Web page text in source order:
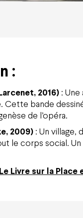
:
2016) :
Cette bande
de l’opéra.
2009) : Un village,
le corps social.
Livre sur la Place